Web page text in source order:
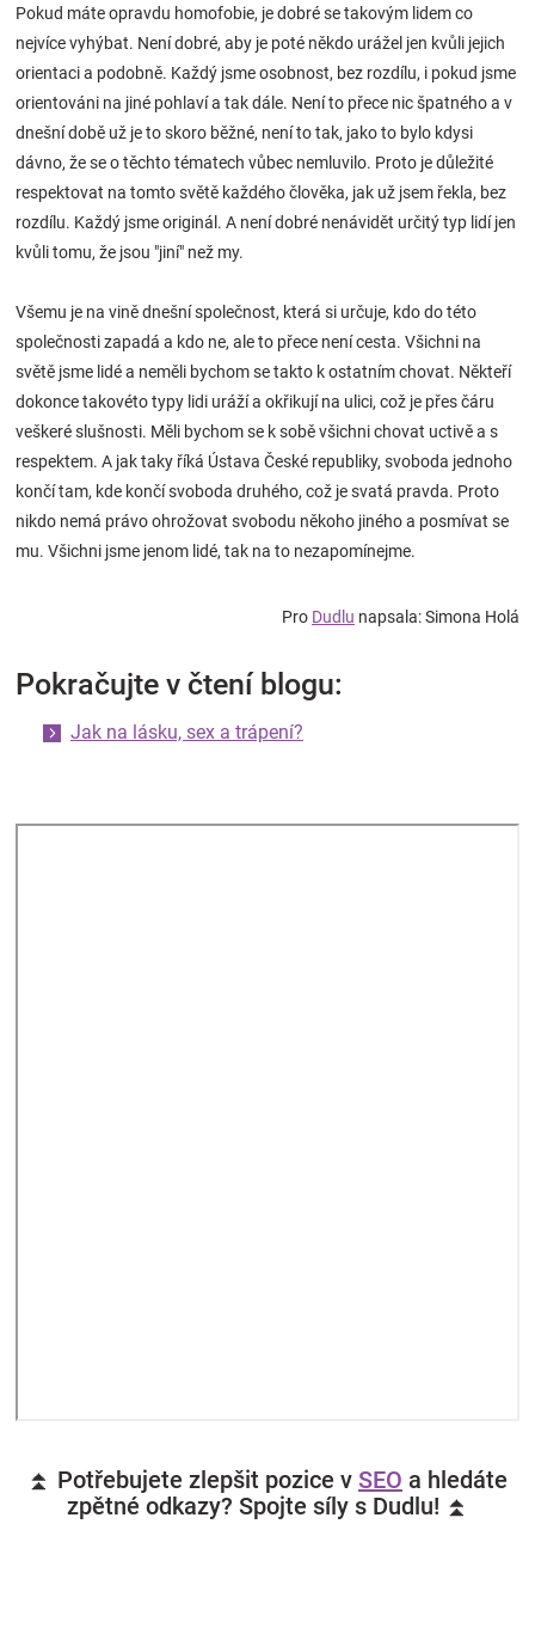
Pokud máte opravdu homofobie, je dobré se takovým lidem co
nejvíce vyhýbat. Není dobré, aby je poté někdo urážel jen kvůli jejich
orientaci a podobně. Každý jsme osobnost, bez rozdílu, i pokud jsme
orientováni na jiné pohlaví a tak dále. Není to přece nic špatného a v
dnešní době už je to skoro běžné, není to tak, jako to bylo kdysi
dávno, že se o těchto tématech vůbec nemluvilo. Proto je důležité
respektovat na tomto světě každého člověka, jak už jsem řekla, bez
rozdílu. Každý jsme originál. A není dobré nenávidět určitý typ lidí jen
kvůli tomu, že jsou "jiní" než my.
Všemu je na vině dnešní společnost, která si určuje, kdo do této
společnosti zapadá a kdo ne, ale to přece není cesta. Všichni na
světě jsme lidé a neměli bychom se takto k ostatním chovat. Někteří
dokonce takovéto typy lidi uráží a okřikují na ulici, což je přes čáru
veškeré slušnosti. Měli bychom se k sobě všichni chovat uctivě a s
respektem. A jak taky říká Ústava České republiky, svoboda jednoho
končí tam, kde končí svoboda druhého, což je svatá pravda. Proto
nikdo nemá právo ohrožovat svobodu někoho jiného a posmívat se
mu. Všichni jsme jenom lidé, tak na to nezapomínejme.
Pro Dudlu napsala: Simona Holá
Pokračujte v čtení blogu:
Jak na lásku, sex a trápení?
⏫ Potřebujete zlepšit pozice v SEO a hledáte
zpětné odkazy? Spojte síly s Dudlu! ⏫